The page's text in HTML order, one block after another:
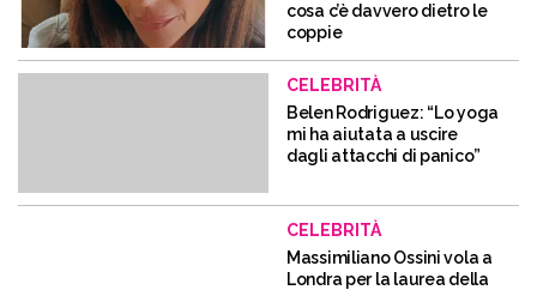
cosa c’è davvero dietro le
coppie
CELEBRITÀ
Belen Rodriguez: “Lo yoga
mi ha aiutata a uscire
dagli attacchi di panico”
CELEBRITÀ
Massimiliano Ossini vola a
Londra per la laurea della